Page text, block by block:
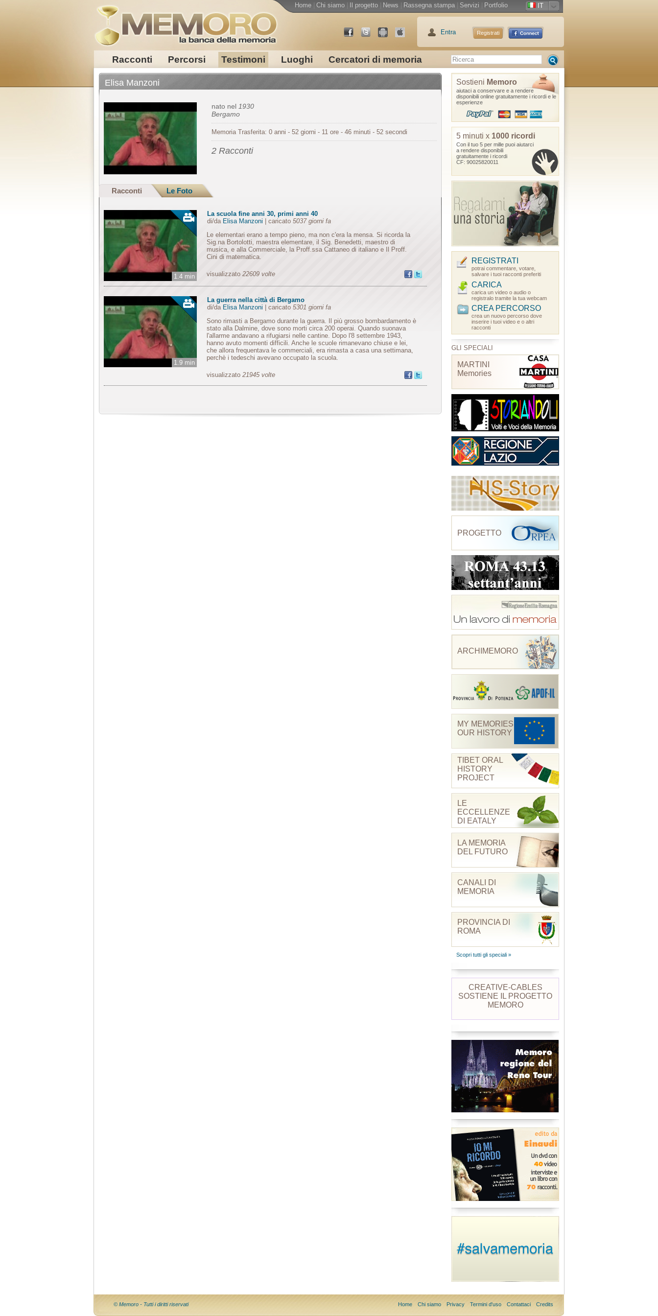
Racconti Percorsi Testimoni Luoghi Cercatori di memoria
Home Chi siamo Il progetto News Rassegna stampa Servizi Portfolio IT
Entra Registrati
Elisa Manzoni
nato nel 1930
Bergamo
Memoria Trasferita: 0 anni - 52 giorni - 11 ore - 46 minuti - 52 secondi
2 Racconti
Racconti Le Foto
1.4 min
La scuola fine anni 30, primi anni 40
di/da Elisa Manzoni | caricato 5037 giorni fa
Le elementari erano a tempo pieno, ma non c'era la mensa. Si ricorda la
Sig.na Bortolotti, maestra elementare, il Sig. Benedetti, maestro di
musica, e alla Commerciale, la Proff.ssa Cattaneo di italiano e Il Proff.
Cini di matematica.
visualizzato 22609 volte
1.9 min
La guerra nella città di Bergamo
di/da Elisa Manzoni | caricato 5301 giorni fa
Sono rimasti a Bergamo durante la guerra. Il più grosso bombardamento è
stato alla Dalmine, dove sono morti circa 200 operai. Quando suonava
l'allarme andavano a rifugiarsi nelle cantine. Dopo l'8 settembre 1943,
hanno avuto momenti difficili. Anche le scuole rimanevano chiuse e lei,
che allora frequentava le commerciali, era rimasta a casa una settimana,
perchè i tedeschi avevano occupato la scuola.
visualizzato 21945 volte
Sostieni Memoro
aiutaci a conservare e a rendere
disponibili online gratuitamente i ricordi e le
esperienze
5 minuti x 1000 ricordi
Con il tuo 5 per mille puoi aiutarci
a rendere disponibili
gratuitamente i ricordi
CF: 90025820011
REGISTRATI
potrai commentare, votare,
salvare i tuoi racconti preferiti
CARICA
carica un video o audio o
registralo tramite la tua webcam
CREA PERCORSO
crea un nuovo percorso dove
inserire i tuoi video e o altri
racconti
GLI SPECIALI
MARTINI
Memories
PROGETTO
ARCHIMEMORO
MY MEMORIES
OUR HISTORY
TIBET ORAL
HISTORY
PROJECT
LE
ECCELLENZE
DI EATALY
LA MEMORIA
DEL FUTURO
CANALI DI
MEMORIA
PROVINCIA DI
ROMA
Scopri tutti gli speciali »
CREATIVE-CABLES
SOSTIENE IL PROGETTO
MEMORO
© Memoro - Tutti i diritti riservati Home Chi siamo Privacy Termini d'uso Contattaci Credits